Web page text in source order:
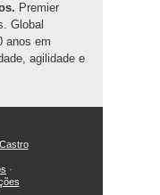
Premier
Global
anos em
agilidade e
·